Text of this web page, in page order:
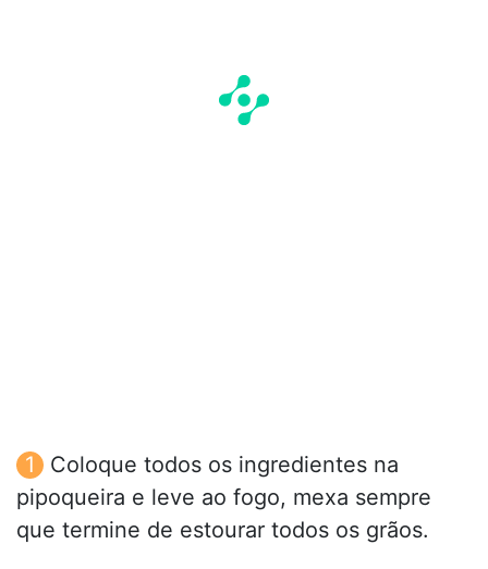
Coloque todos os ingredientes na
pipoqueira e leve ao fogo, mexa sempre
que termine de estourar todos os grãos.